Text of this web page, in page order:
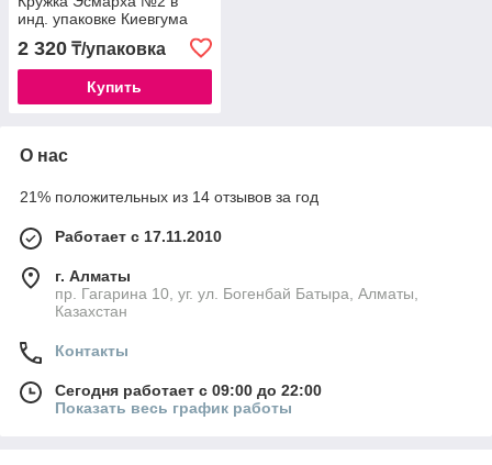
инд. упаковке Киевгума
2 320 ₸/упаковка
Купить
О нас
21% положительных из 14 отзывов за год
Работает с 17.11.2010
г. Алматы
пр. Гагарина 10, уг. ул. Богенбай Батыра, Алматы,
Казахстан
Контакты
Сегодня работает с 09:00 до 22:00
Показать весь график работы